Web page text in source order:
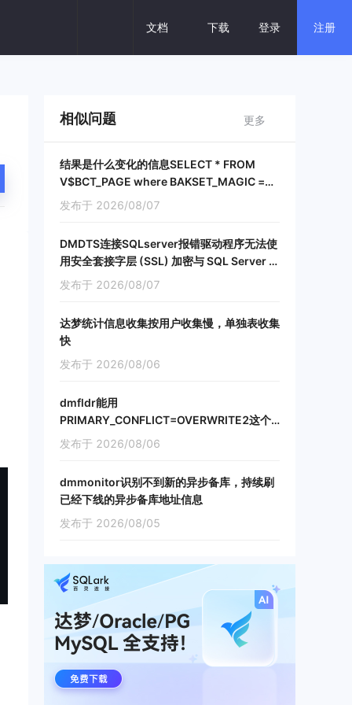
文档 下载 登录 注册
回 复
相似问题 更多
结果是什么变化的信息SELECT * FROM
V$BCT_PAGE where BAKSET_MAGIC =
728523815;
发布于 2026/08/07
DMDTS连接SQLserver报错驱动程序无法使
用安全套接字层 (SSL) 加密与 SQL Server 建
立安全连接
发布于 2026/08/07
达梦统计信息收集按用户收集慢，单独表收集
快
发布于 2026/08/06
dmfldr能用
PRIMARY_CONFLICT=OVERWRITE2这个
参数吗，如果不能的话dmfldr怎么处理增量
发布于 2026/08/06
dmmonitor识别不到新的异步备库，持续刷
已经下线的异步备库地址信息
发布于 2026/08/05